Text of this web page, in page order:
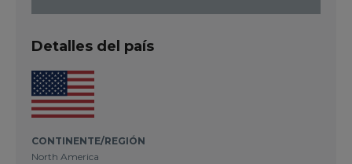
Detalles del país
CONTINENTE/REGIÓN
North America